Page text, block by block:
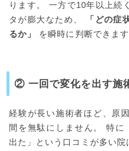
ります。 一方で10年以上続
タが膨大なため、
「どの症
るか」
を瞬時に判断できます
② 一回で変化を出す施
経験が長い施術者ほど、原
間を無駄にしません。 特に
出た」という口コミが多い院